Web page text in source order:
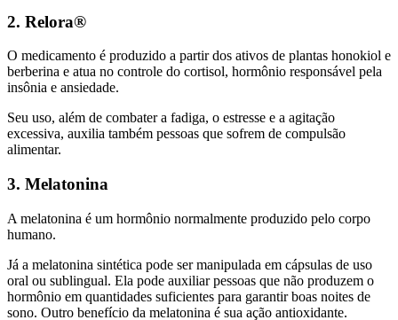
2. Relora®
O medicamento é produzido a partir dos ativos de plantas honokiol e
berberina e atua no controle do cortisol, hormônio responsável pela
insônia e ansiedade.
Seu uso, além de combater a fadiga, o estresse e a agitação
excessiva, auxilia também pessoas que sofrem de compulsão
alimentar.
3. Melatonina
A melatonina é um hormônio normalmente produzido pelo corpo
humano.
Já a melatonina sintética pode ser manipulada em cápsulas de uso
oral ou sublingual. Ela pode auxiliar pessoas que não produzem o
hormônio em quantidades suficientes para garantir boas noites de
sono. Outro benefício da melatonina é sua ação antioxidante.